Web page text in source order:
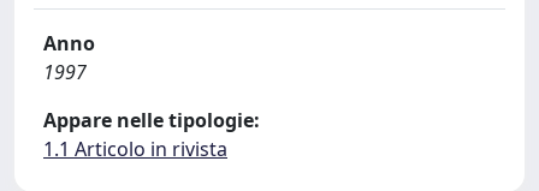
Anno
1997
Appare nelle tipologie:
1.1 Articolo in rivista